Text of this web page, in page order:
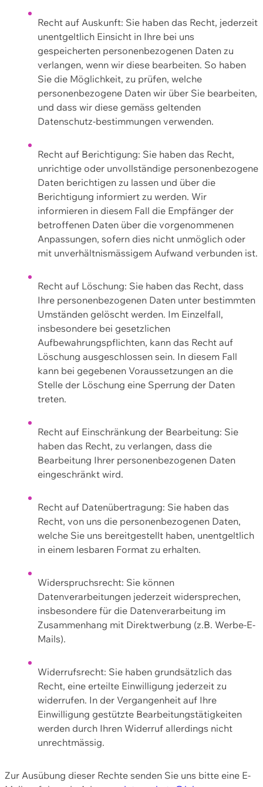
Recht auf Auskunft: Sie haben das Recht, jederzeit
unentgeltlich Einsicht in Ihre bei uns
gespeicherten personenbezogenen Daten zu
verlangen, wenn wir diese bearbeiten. So haben
Sie die Möglichkeit, zu prüfen, welche
personenbezogene Daten wir über Sie bearbeiten,
und dass wir diese gemäss geltenden
Datenschutz-bestimmungen verwenden.
Recht auf Berichtigung: Sie haben das Recht,
unrichtige oder unvollständige personenbezogene
Daten berichtigen zu lassen und über die
Berichtigung informiert zu werden. Wir
informieren in diesem Fall die Empfänger der
betroffenen Daten über die vorgenommenen
Anpassungen, sofern dies nicht unmöglich oder
mit unverhältnismässigem Aufwand verbunden ist.
Recht auf Löschung: Sie haben das Recht, dass
Ihre personenbezogenen Daten unter bestimmten
Umständen gelöscht werden. Im Einzelfall,
insbesondere bei gesetzlichen
Aufbewahrungspflichten, kann das Recht auf
Löschung ausgeschlossen sein. In diesem Fall
kann bei gegebenen Voraussetzungen an die
Stelle der Löschung eine Sperrung der Daten
treten.
Recht auf Einschränkung der Bearbeitung: Sie
haben das Recht, zu verlangen, dass die
Bearbeitung Ihrer personenbezogenen Daten
eingeschränkt wird.
Recht auf Datenübertragung: Sie haben das
Recht, von uns die personenbezogenen Daten,
welche Sie uns bereitgestellt haben, unentgeltlich
in einem lesbaren Format zu erhalten.
Widerspruchsrecht: Sie können
Datenverarbeitungen jederzeit widersprechen,
insbesondere für die Datenverarbeitung im
Zusammenhang mit Direktwerbung (z.B. Werbe-E-
Mails).
Widerrufsrecht: Sie haben grundsätzlich das
Recht, eine erteilte Einwilligung jederzeit zu
widerrufen. In der Vergangenheit auf Ihre
Einwilligung gestützte Bearbeitungstätigkeiten
werden durch Ihren Widerruf allerdings nicht
unrechtmässig.
Zur Ausübung dieser Rechte senden Sie uns bitte eine E-